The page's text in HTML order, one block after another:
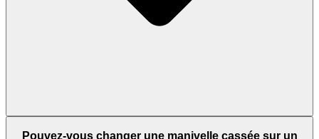
Pouvez-vous changer une manivelle cassée sur un